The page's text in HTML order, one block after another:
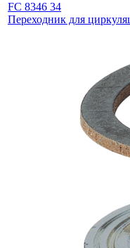
FC 8346 34
Переходник для